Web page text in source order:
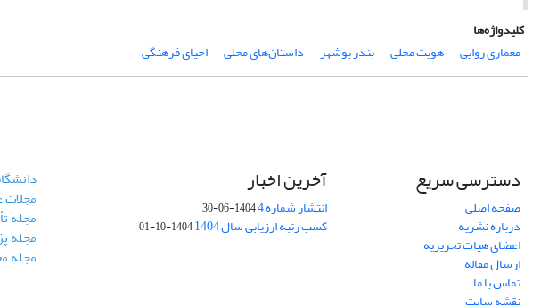
کلیدواژه‌ها
معماری روایی
هویت محلی بندر بوشهر داستان‌های محلی احیای فرهنگی
دسترسی سریع
صفحه اصلی
درباره نشریه
اعضای هیات تحریریه
ارسال مقاله
تماس با ما
نقشه سایت
آخرین اخبار
انتشار شماره 4 1404-06-30
کسب رتبه ارزیابی سال 1404 1404-10-01
مجلات
مجله
مجله
مجله